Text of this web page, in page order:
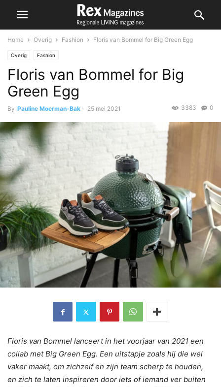
Home Overig Fashion Floris van Bommel for Big Green Egg
Overig Fashion
Floris van Bommel for Big
Green Egg
By Pauline Moerman-Bak - 25 mei 2021 0
3383
Floris van Bommel lanceert in het voorjaar van 2021 een
collab met Big Green Egg. Een uitstapje zoals hij die wel
vaker maakt, om zichzelf en zijn team scherp te houden,
en zich te laten inspireren door iets of iemand ver buiten